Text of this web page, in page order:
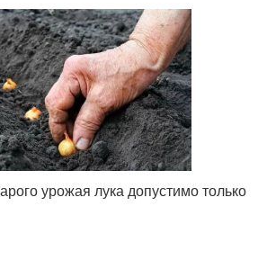
урожая лука допустимо только